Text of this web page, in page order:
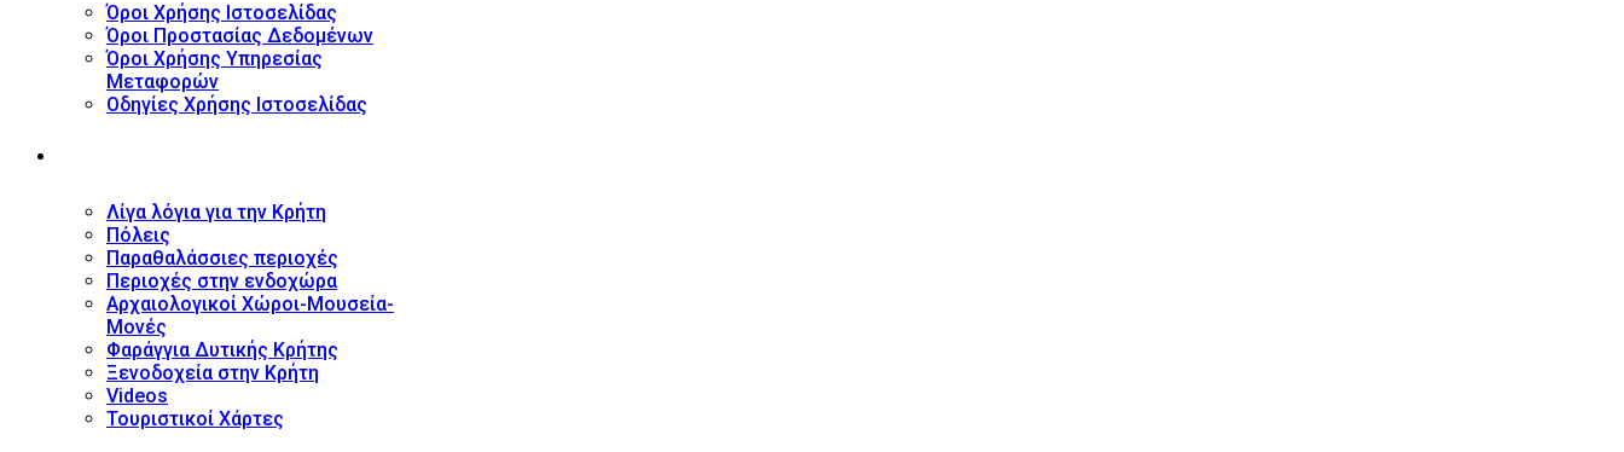
Όροι Χρήσης Ιστοσελίδας
Όροι Προστασίας Δεδομένων
Όροι Χρήσης Υπηρεσίας
Μεταφορών
Οδηγίες Χρήσης Ιστοσελίδας
Λίγα λόγια για την Κρήτη
Πόλεις
Παραθαλάσσιες περιοχές
Περιοχές στην ενδοχώρα
Αρχαιολογικοί Χώροι-Μουσεία-
Μονές
Φαράγγια Δυτικής Κρήτης
Ξενοδοχεία στην Κρήτη
Videos
Τουριστικοί Χάρτες